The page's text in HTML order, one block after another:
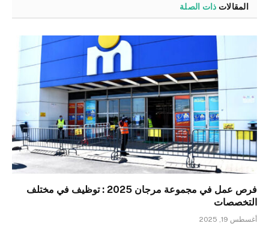
المقالات ذات الصلة
فرص عمل في مجموعة مرجان 2025 : توظيف في مختلف
التخصصات
أغسطس 19, 2025